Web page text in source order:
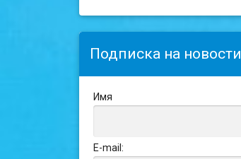
Подписка на новости
Имя
E-mail: